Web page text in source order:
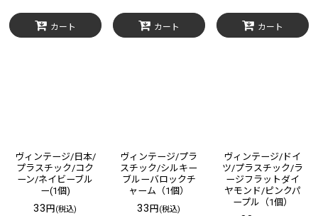
カート カート カート
ヴィンテージ/日本/
プラスチック/コク
ーン/ネイビーブル
ー(1個)
33円 (税込)
ヴィンテージ/プラ
スチック/シルキー
ブルーバロックチ
ャーム（1個）
33円 (税込)
ヴィンテージ/ドイ
ツ/プラスチック/ラ
ージフラットダイ
ヤモンド/ピンクパ
ープル（1個）